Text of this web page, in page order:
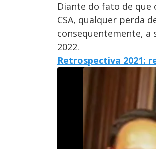
Diante do fato de que
CSA, qualquer perda
consequentemente, a
2022.
Retrospectiva 2021: